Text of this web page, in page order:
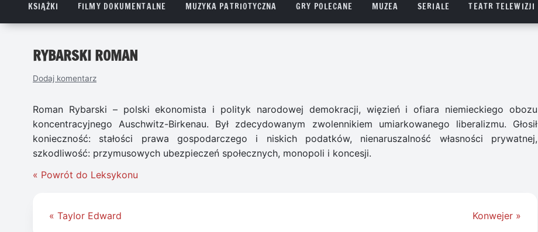
KSIĄŻKI
FILMY DOKUMENTALNE MUZYKA PATRIOTYCZNA GRY POLECANE MUZEA SERIALE TEATR TELEWIZJI
RYBARSKI ROMAN
Dodaj komentarz
Roman Rybarski – polski ekonomista i polityk narodowej demokracji, więzień i ofiara niemieckiego obozu
koncentracyjnego Auschwitz-Birkenau. Był zdecydowanym zwolennikiem umiarkowanego liberalizmu. Głosił
konieczność: stałości prawa gospodarczego i niskich podatków, nienaruszalność własności prywatnej,
szkodliwość: przymusowych ubezpieczeń społecznych, monopoli i koncesji.
« Powrót do Leksykonu
Nawigacja
« Taylor Edward Konwejer »